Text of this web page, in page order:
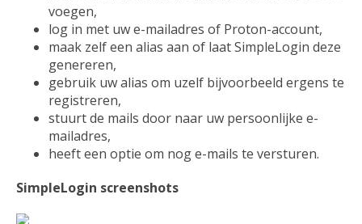
voegen,
log in met uw e-mailadres of Proton-account,
maak zelf een alias aan of laat SimpleLogin deze
genereren,
gebruik uw alias om uzelf bijvoorbeeld ergens te
registreren,
stuurt de mails door naar uw persoonlijke e-
mailadres,
heeft een optie om nog e-mails te versturen.
SimpleLogin screenshots